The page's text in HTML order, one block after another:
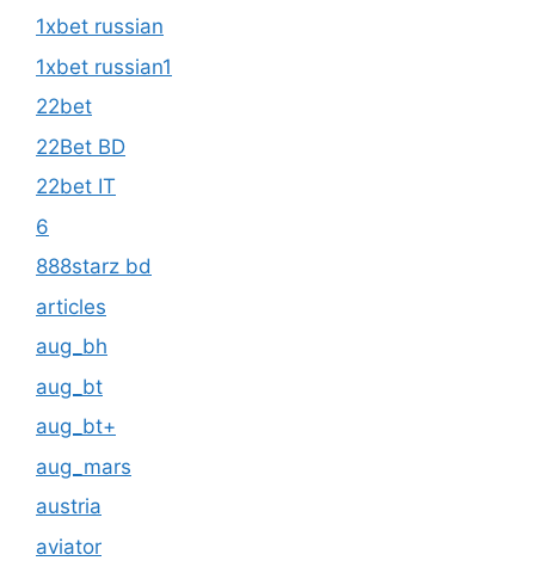
1xbet russian
1xbet russian1
22bet
22Bet BD
22bet IT
6
888starz bd
articles
aug_bh
aug_bt
aug_bt+
aug_mars
austria
aviator